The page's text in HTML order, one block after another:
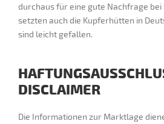
durchaus für eine gute Nachfrage bei
setzten auch die Kupferhütten in
sind leicht gefallen.
DISCLAIMER
Die Informationen zur Marktlage